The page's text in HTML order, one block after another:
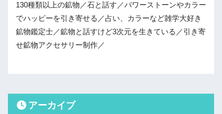
130種類以上の鉱物／石と話す／パワーストーンやカラー
でハッピーを引き寄せる／占い、カラーなど雑学大好き
鉱物鑑定士／鉱物と話すけど3次元を生きている／引き寄
せ鉱物アクセサリー制作／
アーカイブ